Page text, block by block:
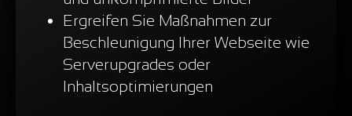
Ergreifen Sie Maßnahmen zur
Beschleunigung Ihrer Webseite wie
Serverupgrades oder
Inhaltsoptimierungen